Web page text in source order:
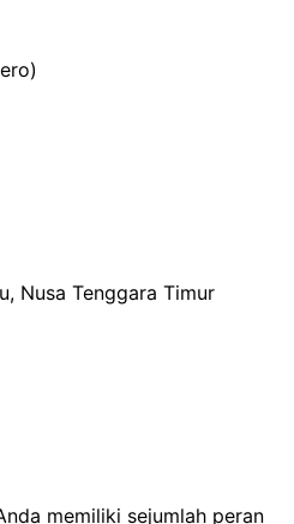
Nusa Tenggara Timur
memiliki sejumlah peran